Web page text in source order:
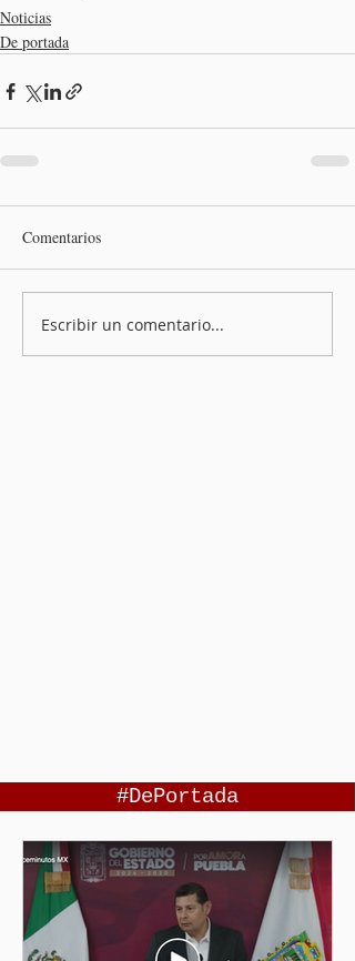
Noticias
De portada
Comentarios
Escribir un comentario...
#DePortada